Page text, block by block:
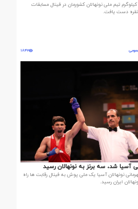
رحیمی نماینده وزن ۴۹ کیلوگرم تیم ملی نونهالان کشورمان در فینال مسابقات
دست یافت.
1842
نونهالان آسیا یک ملی پوش به فینال رقابت ها راه
ایران رسید.